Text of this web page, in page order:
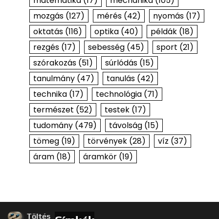
mozgás(127) mérés(42) nyomás(17)
oktatás(116) optika(40) példák(18)
rezgés(17) sebesség(45) sport (21)
szórakozás(51) súrlódás(15)
tanulmány(47) tanulás(42)
technika(17) technológia(71)
természet (52) testek(17)
tudomány(479) távolság(15)
tömeg(19) törvények(28) víz (37)
áram(18) áramkör(19)
Töltés